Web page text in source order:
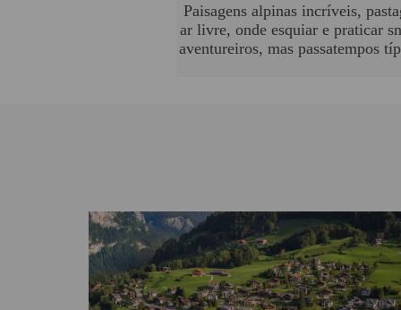
Paisagens alpinas incríveis,
ar livre, onde esquiar e praticar
aventureiros, mas passatempos